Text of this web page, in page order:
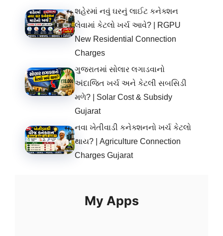
શહેરમાં નવું ઘરનું લાઈટ કનેક્શન
લેવામાં કેટલો ખર્ચ આવે? | RGPU
New Residential Connection
Charges
ગુજરાતમાં સોલાર લગાડવાનો
અંદાજિત ખર્ચ અને કેટલી સબસિડી
મળે? | Solar Cost & Subsidy
Gujarat
નવા ખેતીવાડી કનેક્શનનો ખર્ચ કેટલો
થાય? | Agriculture Connection
Charges Gujarat
My Apps